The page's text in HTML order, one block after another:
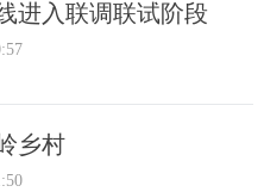
进入联调联试阶段
乡村